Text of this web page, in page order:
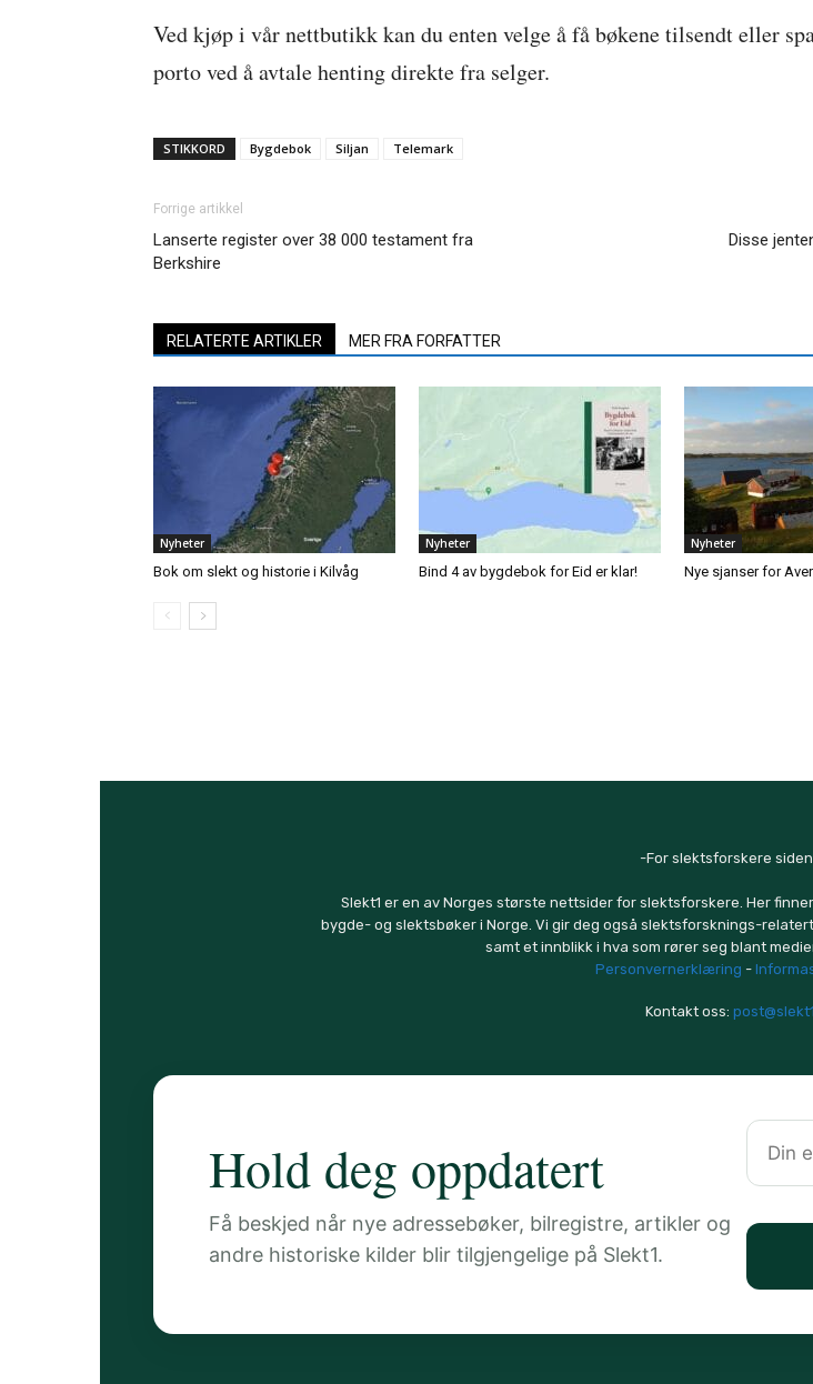
Ved kjøp i vår nettbutikk kan du enten velge å få bøkene tilsendt eller
porto ved å avtale henting direkte fra selger.
STIKKORD Bygdebok Siljan Telemark
Forrige artikkel
Lanserte register over 38 000 testament fra
Berkshire
Disse
RELATERTE ARTIKLER MER FRA FORFATTER
Nyheter
Bok om slekt og historie i Kilvåg
Nyheter
Bind 4 av bygdebok for Eid er klar!
Nyheter
Nye sjanser for
-For slektsforskere
Slekt1 er en av Norges største nettsider for slektsforskere. Her
bygde- og slektsbøker i Norge. Vi gir deg også slektsforsknings-
samt et innblikk i hva som rører seg blant
Personvernerklæring -
Kontakt oss:
Hold deg oppdatert
Få beskjed når nye adressebøker, bilregistre, artikler og
andre historiske kilder blir tilgjengelige på Slekt1.